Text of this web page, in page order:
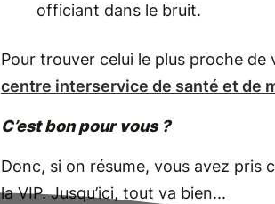
officiant dans le bruit.
Pour trouver celui le plus proche de
centre interservice de santé et de
C’est bon pour vous ?
Donc, si on résume, vous avez
la VIP. Jusqu’ici, tout va bien...